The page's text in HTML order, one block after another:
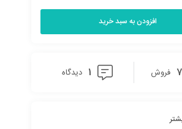
افزودن به سبد خرید
فروش 1 دیدگاه